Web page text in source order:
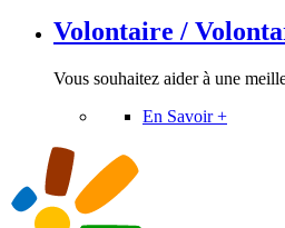
Volontaire /
Vous souhaitez aider à une
En Savoir +